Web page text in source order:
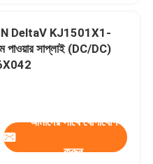
DeltaV KJ1501X1-
পাওয়ার সাপ্লাই (DC/DC)
আমাদের সাথে যোগাযোগ
করুন